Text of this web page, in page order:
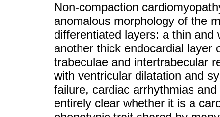
Non-compaction
anomalous morphology of the
differentiated layers: a thin and
another thick endocardial layer
trabeculae and intertrabecular
with ventricular dilatation and
failure, cardiac arrhythmias
entirely clear whether it is a